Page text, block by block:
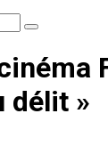
délit »